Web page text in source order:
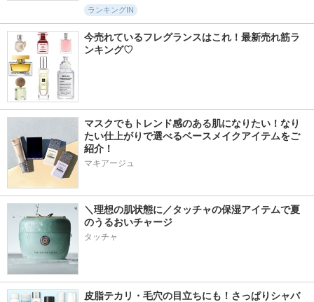
ランキングIN
今売れているフレグランスはこれ！最新売れ筋ラ
ンキング♡
マスクでもトレンド感のある肌になりたい！なり
たい仕上がりで選べるベースメイクアイテムをご
紹介！
マキアージュ
＼理想の肌状態に／タッチャの保湿アイテムで夏
のうるおいチャージ
タッチャ
皮脂テカリ・毛穴の目立ちにも！さっぱりシャバ